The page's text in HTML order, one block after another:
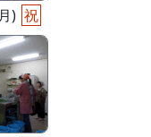
) 祝